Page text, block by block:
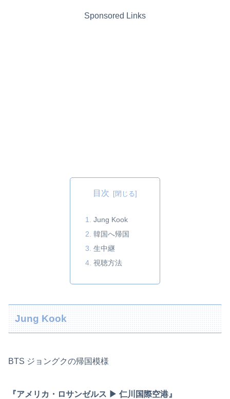
Sponsored Links
目次
Jung Kook
韓国へ帰国
生中継
視聴方法
Jung Kook
BTS ジョングクの帰国模様
『アメリカ・ロサンゼルス ▶︎ 仁川国際空港』